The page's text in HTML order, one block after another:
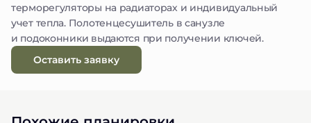
терморегуляторы на радиаторах и индивидуальный
учет тепла. Полотенцесушитель в санузле
и подоконники выдаются при получении ключей.
Оставить заявку